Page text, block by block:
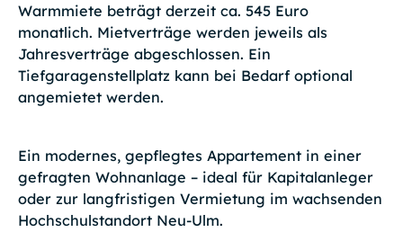
Warmmiete beträgt derzeit ca. 545 Euro
monatlich. Mietverträge werden jeweils als
Jahresverträge abgeschlossen. Ein
Tiefgaragenstellplatz kann bei Bedarf optional
angemietet werden.
Ein modernes, gepflegtes Appartement in einer
gefragten Wohnanlage – ideal für Kapitalanleger
oder zur langfristigen Vermietung im wachsenden
Hochschulstandort Neu-Ulm.